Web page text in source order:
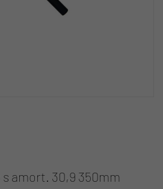
s amort. 30,9 350mm